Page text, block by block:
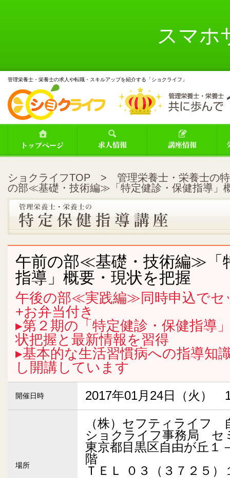
スマホ
管理栄養士・栄養士の求人や転職・スキルアップを紹介する「ショクライフ」
ショクライフTOP > 管理栄養士・栄養士の
の部≪基礎・技術編≫「特定健診・保健指導」
午前の部≪基礎・技術編≫「
指導」概要・現状を把握
午後の部≪実践編≫同時申込でセ
+お弁当付き
▸第２期の「特定健診・保健指導
状把握と最新情報を習得
▸基本的な生活習慣病への指導知
し開講しています
開催日時 2017年01月24日（火）
場所
（株）セフティライフ
ショクライフ事務局 セ
東京都目黒区自由が丘
階
ＴＥＬ ０３（３７２５）